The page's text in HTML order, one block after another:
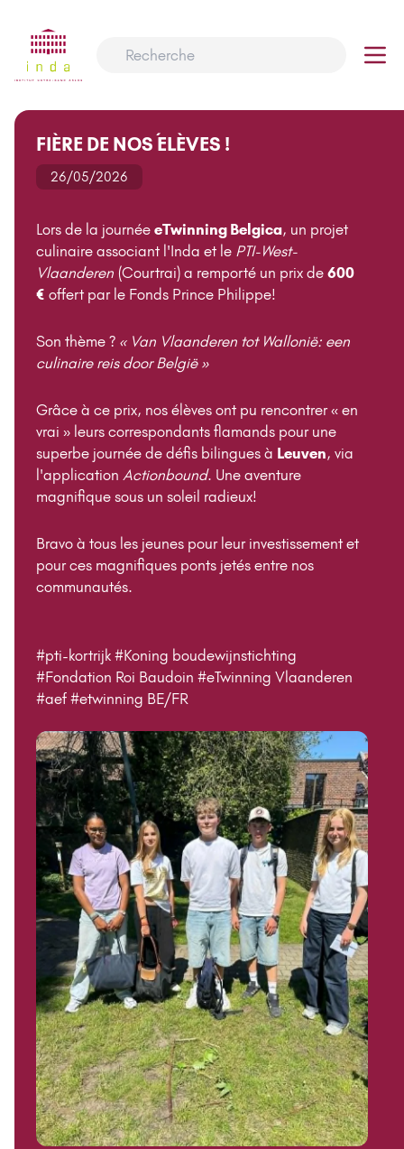
FIÈRE DE NOS ÉLÈVES !
26/05/2026
Lors de la journée eTwinning Belgica, un projet
culinaire associant l'Inda et le PTI-West-
Vlaanderen (Courtrai) a remporté un prix de 600
€ offert par le Fonds Prince Philippe!
Son thème ? « Van Vlaanderen tot Wallonië: een
culinaire reis door België »
Grâce à ce prix, nos élèves ont pu rencontrer « en
vrai » leurs correspondants flamands pour une
superbe journée de défis bilingues à Leuven, via
l'application Actionbound. Une aventure
magnifique sous un soleil radieux!
Bravo à tous les jeunes pour leur investissement et
pour ces magnifiques ponts jetés entre nos
communautés.
#pti-kortrijk #Koning boudewijnstichting
#Fondation Roi Baudoin #eTwinning Vlaanderen
#aef #etwinning BE/FR